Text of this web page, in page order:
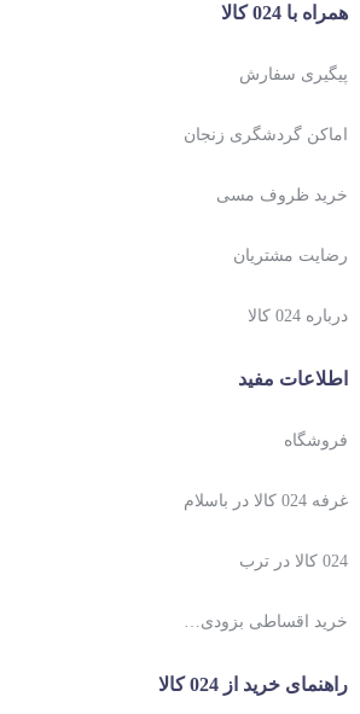
همراه با 024 کالا
پیگیری سفارش
اماکن گردشگری زنجان
خرید ظروف مسی
رضایت مشتریان
درباره 024 کالا
اطلاعات مفید
فروشگاه
غرفه 024 کالا در باسلام
024 کالا در ترب
خرید اقساطی بزودی…
راهنمای خرید از 024 کالا